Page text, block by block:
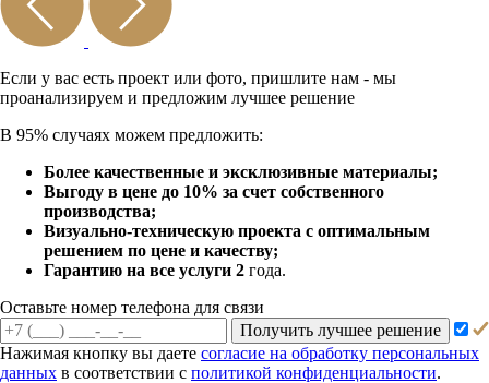
Если у вас есть проект или фото, пришлите нам - мы
проанализируем и предложим лучшее решение
В 95% случаях можем предложить:
Более качественные и эксклюзивные материалы;
Выгоду в цене до 10% за счет собственного
производства;
Визуально-техническую проекта с оптимальным
решением по цене и качеству;
Гарантию на все услуги 2 года.
Оставьте номер телефона для связи
Получить лучшее решение
Нажимая кнопку вы даете согласие на обработку персональных
данных в соответствии с политикой конфиденциальности.